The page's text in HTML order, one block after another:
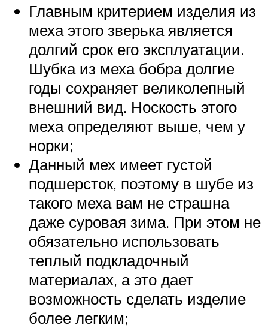
Главным критерием изделия из
меха этого зверька является
долгий срок его эксплуатации.
Шубка из меха бобра долгие
годы сохраняет великолепный
внешний вид. Носкость этого
меха определяют выше, чем у
норки;
Данный мех имеет густой
подшерсток, поэтому в шубе из
такого меха вам не страшна
даже суровая зима. При этом не
обязательно использовать
теплый подкладочный
материалах, а это дает
возможность сделать изделие
более легким;